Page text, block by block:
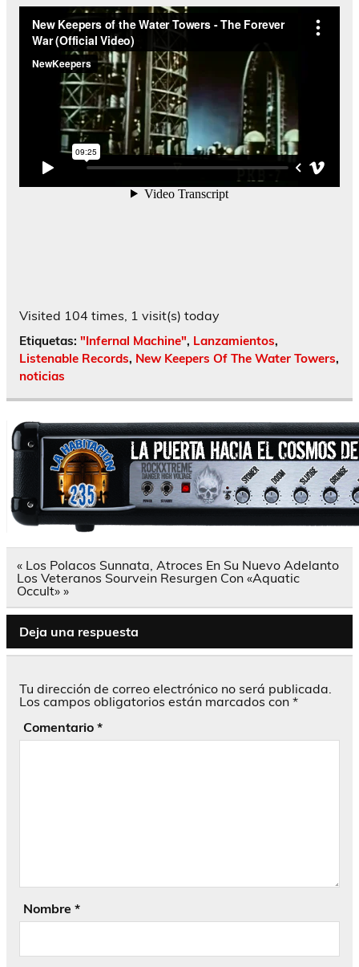
Visited 104 times, 1 visit(s) today
Etiquetas: "Infernal Machine", Lanzamientos,
Listenable Records, New Keepers Of The Water Towers,
noticias
Navegación
de
entradas
« Los Polacos Sunnata, Atroces En Su Nuevo Adelanto
Los Veteranos Sourvein Resurgen Con «Aquatic
Occult» »
Deja una respuesta
Tu dirección de correo electrónico no será publicada.
Los campos obligatorios están marcados con *
Comentario *
Nombre *